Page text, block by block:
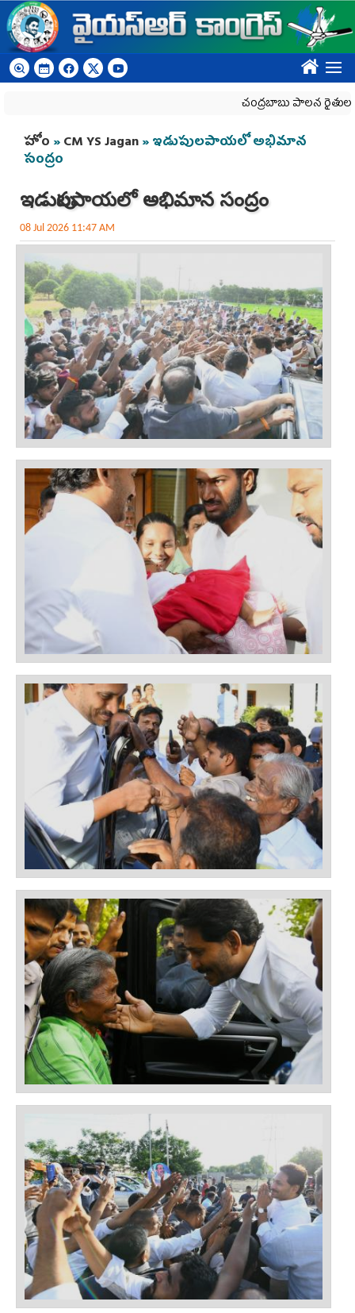
Skip to main content
????
చంద్రబాబు పాలన రైతులకు
You are here
హోం »CM YS Jagan» ఇడుపులపాయలో అభిమాన
సంద్రం
ఇడుపులపాయలో అభిమాన సంద్రం
08 Jul 2026 11:47 AM